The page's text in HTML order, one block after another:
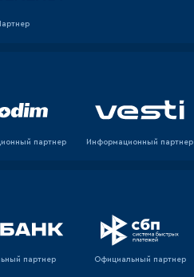
партнер Информационный партнер
партнер Официальный партнер